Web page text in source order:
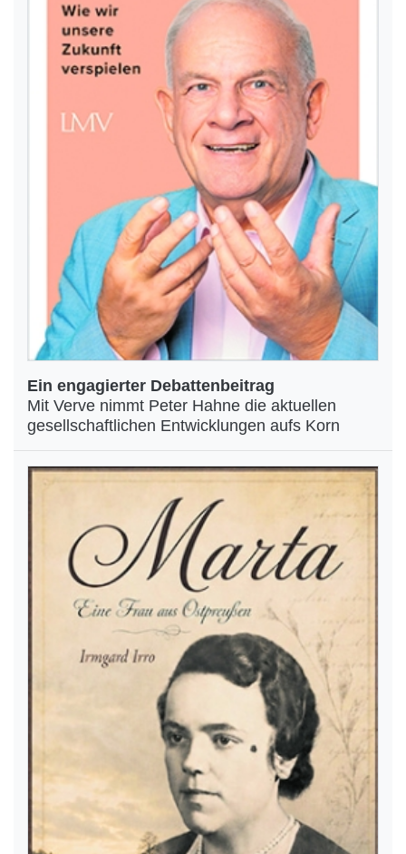
Ein engagierter Debattenbeitrag
Mit Verve nimmt Peter Hahne die aktuellen
gesellschaftlichen Entwicklungen aufs Korn